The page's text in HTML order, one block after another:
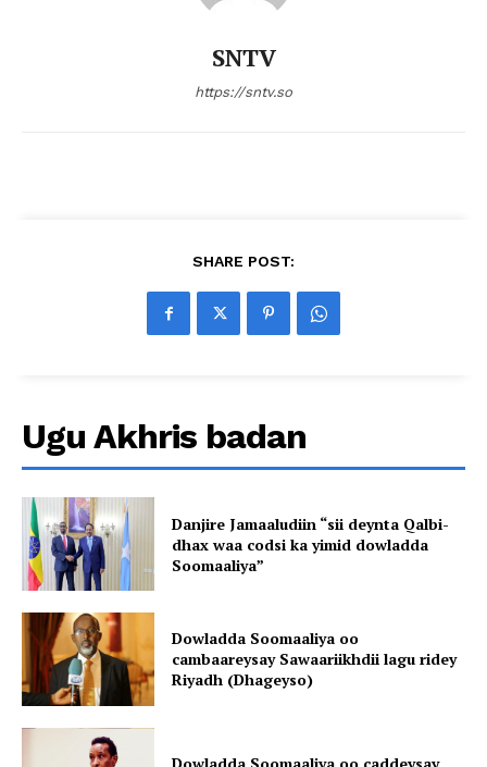
SNTV
https://sntv.so
SHARE POST:
Ugu Akhris badan
Danjire Jamaaludiin “sii deynta Qalbi-
dhax waa codsi ka yimid dowladda
Soomaaliya”
Dowladda Soomaaliya oo
cambaareysay Sawaariikhdii lagu ridey
Riyadh (Dhageyso)